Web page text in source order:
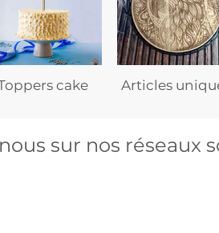
cake Articles
sur nos réseaux